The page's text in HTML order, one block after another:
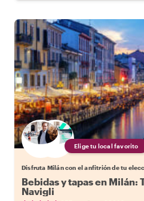
Elige tu local favorito
Disfruta Milán con el anfitrión de tu
Bebidas y tapas en Milán:
Navigli